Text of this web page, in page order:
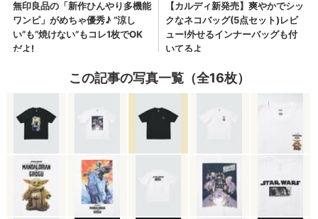
この記事の写真一覧（全16枚）